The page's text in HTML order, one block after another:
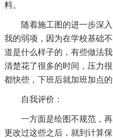
料。
随着施工图的进一步深
我的弱项，因为在学校基础
道是什么样子的，有些做法
清楚花了很多的时间，压力
都快些，下班后就加班加点的
自我评价：
一方面是绘图不规范，
更改过这些之后，就到计算